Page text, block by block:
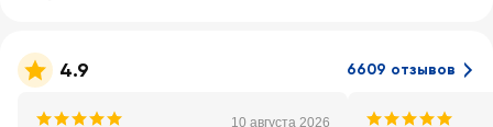
4.9 6609 отзывов
10 августа 2026